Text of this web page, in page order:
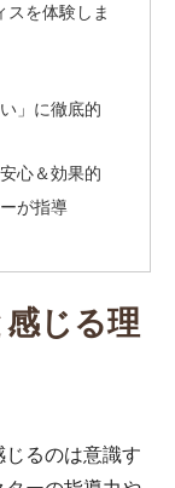
スを体験しま
」に徹底的
心＆効果的
が指導
じる理
るのは意識す